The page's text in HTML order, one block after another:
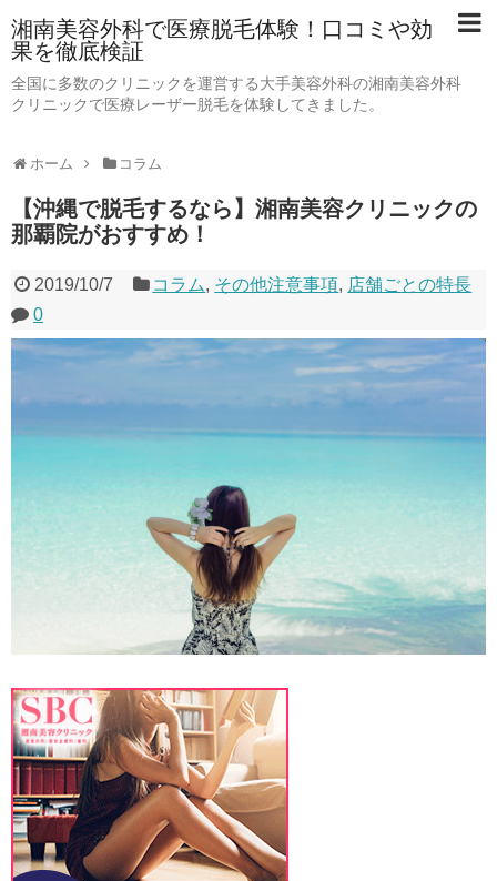
湘南美容外科で医療脱毛体験！口コミや効
果を徹底検証
全国に多数のクリニックを運営する大手美容外科の湘南美容外科
クリニックで医療レーザー脱毛を体験してきました。
ホーム コラム
【沖縄で脱毛するなら】湘南美容クリニックの
那覇院がおすすめ！
2019/10/7 コラム, その他注意事項, 店舗ごとの特長
0